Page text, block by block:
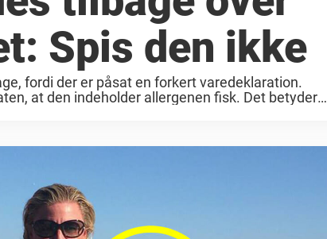
Spis den ikke
fordi der er påsat en forkert varedeklaration.
at den indeholder allergenen fisk. Det betyder